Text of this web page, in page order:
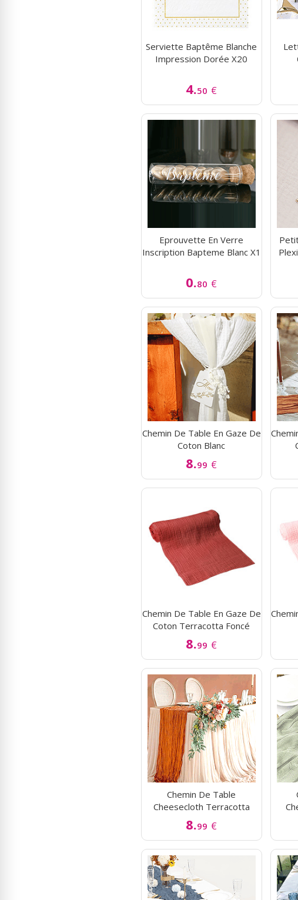
Serviette Baptême Blanche
Impression Dorée X20
4.50 €
Eprouvette En Verre
Inscription Bapteme Blanc X1
0.80 €
Chemin De Table En Gaze De
Coton Blanc
8.99 €
Chemin De Table En Gaze De
Coton Terracotta Foncé
8.99 €
Chemin De Table
Cheesecloth Terracotta
8.99 €